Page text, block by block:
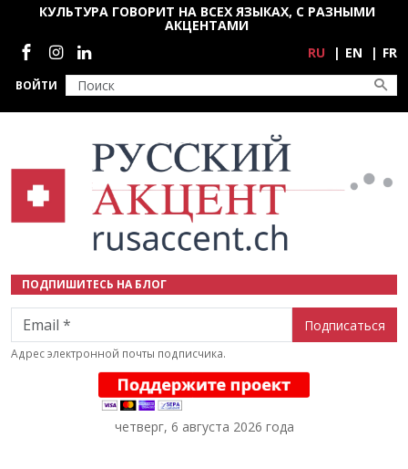
Перейти к основному содержанию
ВОЙТИ
КУЛЬТУРА ГОВОРИТ НА ВСЕХ ЯЗЫКАХ, С РАЗНЫМИ
АКЦЕНТАМИ
Социальные сети
RU EN FR
ПОДПИШИТЕСЬ НА БЛОГ
Email
Адрес электронной почты подписчика.
четверг, 6 августа 2026 года